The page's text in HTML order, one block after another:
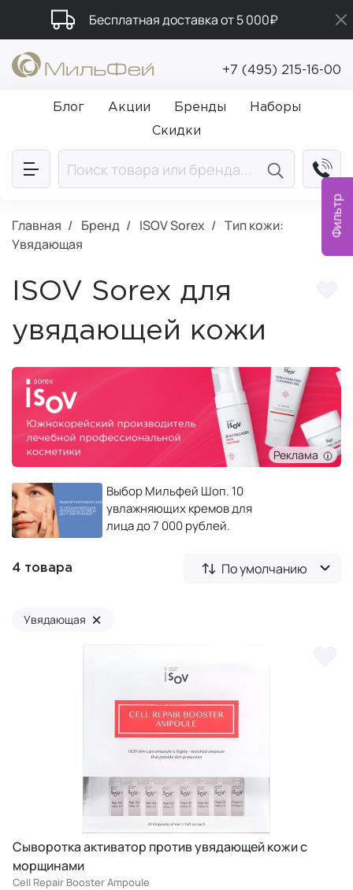
Фильтр
Бесплатная доставка от 5 000₽
Подарки в каждый заказ от 5 000₽
Промокод ПРИВЕТ
+7 (495) 215-16-00
Блог Акции Бренды
Наборы
Скидки
Главная Бренд ISOV Sorex
Тип кожи:
Увядающая
ISOV Sorex для
увядающей кожи
Реклама
Выбор Мильфей Шоп. 10
увлажняющих кремов для
лица до 7 000 рублей.
4 товара По умолчанию
Увядающая ×
Сыворотка активатор против увядающей кожи с
морщинами
Cell Repair Booster Ampoule